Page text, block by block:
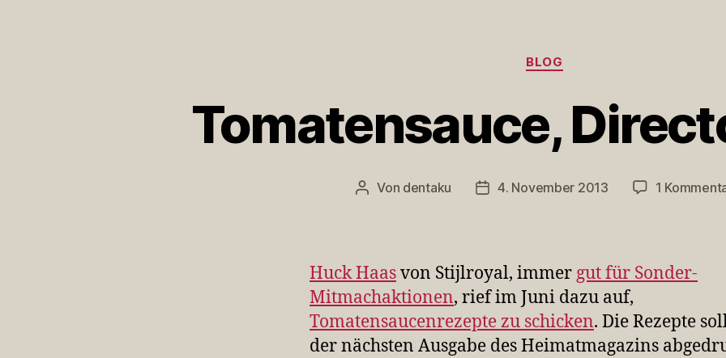
Kategorien
BLOG
Tomatensauce,
Beitragsautor
Von dentaku Veröffentlichungsdatum
4. November 2013 1
Huck Haasvon Stijlroyal, immer gut für Sonder-
Mitmachaktionen, rief im Juni dazu auf,
Tomatensaucenrezepte zu schicken. Die Rezepte
der nächsten Ausgabe des Heimatmagazins